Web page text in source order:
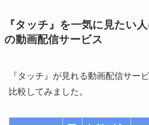
『タッチ』を一気に見たい
の動画配信サービス
『タッチ』が見れる動画配信サー
比較してみました。